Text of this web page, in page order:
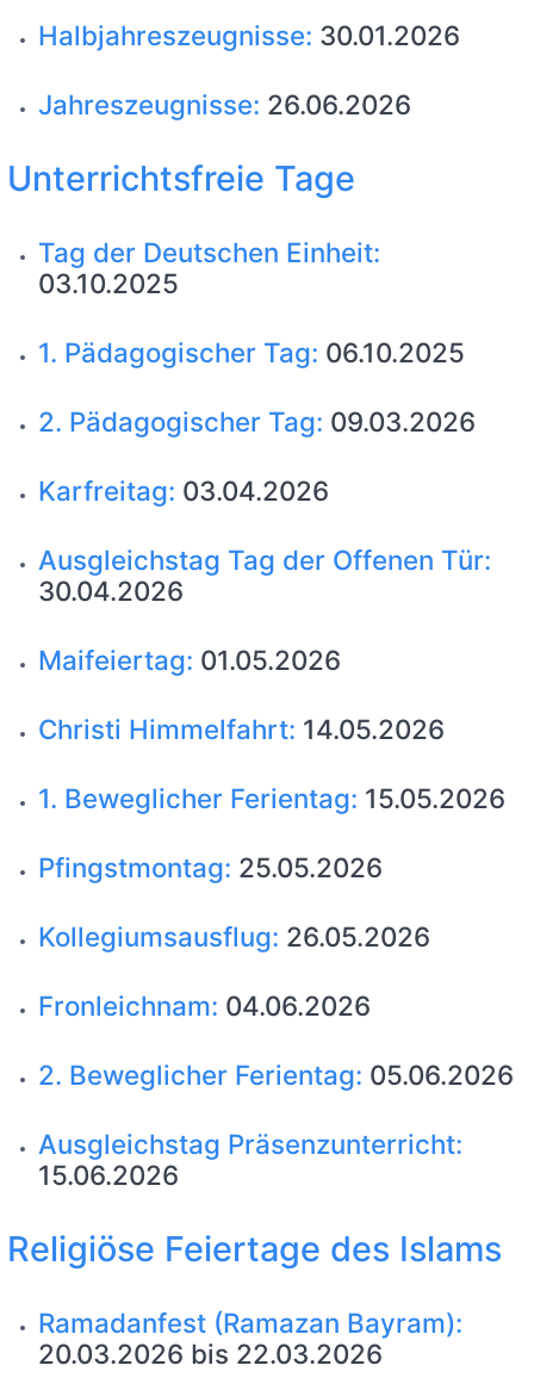
Halbjahreszeugnisse: 30.01.2026
Jahreszeugnisse: 26.06.2026
Unterrichtsfreie Tage
Tag der Deutschen Einheit:
03.10.2025
1. Pädagogischer Tag: 06.10.2025
2. Pädagogischer Tag: 09.03.2026
Karfreitag: 03.04.2026
Ausgleichstag Tag der Offenen Tür:
30.04.2026
Maifeiertag: 01.05.2026
Christi Himmelfahrt: 14.05.2026
1. Beweglicher Ferientag: 15.05.2026
Pfingstmontag: 25.05.2026
Kollegiumsausflug: 26.05.2026
Fronleichnam: 04.06.2026
2. Beweglicher Ferientag: 05.06.2026
Ausgleichstag Präsenzunterricht:
15.06.2026
Religiöse Feiertage des Islams
Ramadanfest (Ramazan Bayram):
20.03.2026 bis 22.03.2026